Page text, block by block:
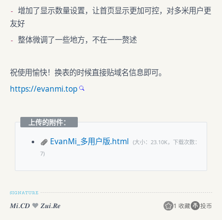
- 增加了显示数量设置，让首页显示更加可控，对多米用户更
友好
- 整体微调了一些地方，不在一一赘述
祝使用愉快！换表的时候直接贴域名信息即可。
https://evanmi.top
上传的附件：
EvanMi_多用户版.html (大小：23.10K，下载次数：
7)
𝑴𝒊.𝑪𝑫 ♥️ 𝒁𝒖𝒊.𝑹𝒆 1 收藏 投币